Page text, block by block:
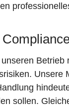
Betrieb
Unsere
sollen.